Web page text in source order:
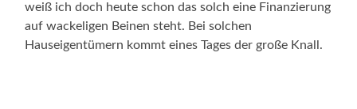
weiß ich doch heute schon das solch eine Finanzierung
auf wackeligen Beinen steht. Bei solchen
Hauseigentümern kommt eines Tages der große Knall.